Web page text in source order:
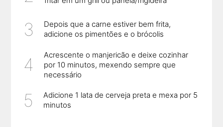
Depois que a carne estiver bem frita,
adicione os pimentões e o brócolis
Acrescente o manjericão e deixe cozinhar
por 10 minutos, mexendo sempre que
necessário
Adicione 1 lata de cerveja preta e mexa por 5
minutos